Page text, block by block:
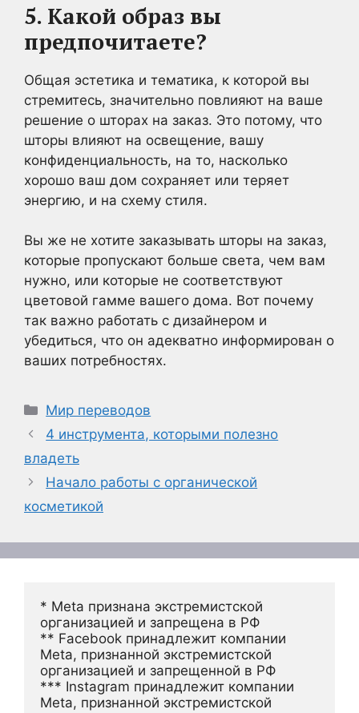
5. Какой образ вы
предпочитаете?
Общая эстетика и тематика, к которой вы
стремитесь, значительно повлияют на ваше
решение о шторах на заказ. Это потому, что
шторы влияют на освещение, вашу
конфиденциальность, на то, насколько
хорошо ваш дом сохраняет или теряет
энергию, и на схему стиля.
Вы же не хотите заказывать шторы на заказ,
которые пропускают больше света, чем вам
нужно, или которые не соответствуют
цветовой гамме вашего дома. Вот почему
так важно работать с дизайнером и
убедиться, что он адекватно информирован о
ваших потребностях.
Рубрики
Мир переводов
4 инструмента, которыми полезно
владеть
Начало работы с органической
косметикой
* Meta признана экстремистской
организацией и запрещена в РФ
** Facebook принадлежит компании
Meta, признанной экстремистской
организацией и запрещенной в РФ
*** Instagram принадлежит компании
Meta, признанной экстремистской